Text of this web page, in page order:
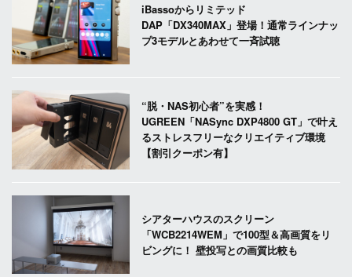
iBassoからリミテッド
DAP「DX340MAX」登場！通常ラインナッ
プ3モデルとあわせて一斉試聴
“脱・NAS初心者”を実感！
UGREEN「NASync DXP4800 GT」で叶え
るストレスフリーなクリエイティブ環境
【割引クーポン有】
シアターハウスのスクリーン
「WCB2214WEM」で100型＆高画質をリ
ビングに！ 壁投写との画質比較も